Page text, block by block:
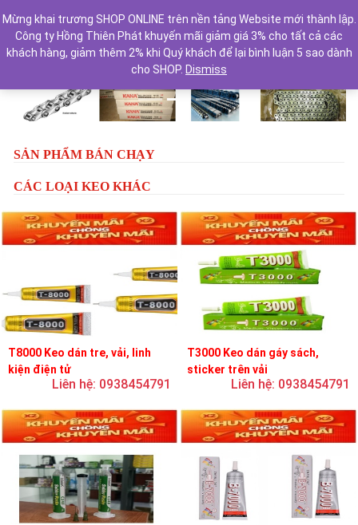
Previous Next
SẢN PHẨM BÁN CHẠY
CÁC LOẠI KEO KHÁC
T8000 Keo dán tre, vải, linh
kiện điện tử
Liên hệ: 0938454791
T3000 Keo dán gáy sách,
sticker trên vải
Liên hệ: 0938454791
Mừng khai trương SHOP ONLINE trên nền tảng Website mới thành lập.
Công ty Hồng Thiên Phát khuyến mãi giảm giá 3% cho tất cả các
khách hàng, giảm thêm 2% khi Quý khách để lại bình luận 5 sao dành
cho SHOP. Dismiss